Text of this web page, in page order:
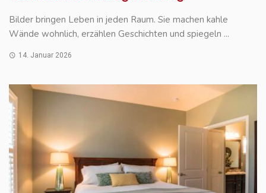
Bilder bringen Leben in jeden Raum. Sie machen kahle
Wände wohnlich, erzählen Geschichten und spiegeln ...
14. Januar 2026